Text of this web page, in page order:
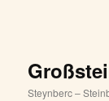
Steynberc –